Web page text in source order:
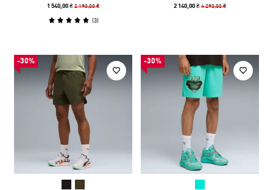
1 540,00 ₴2 190,00 ₴
(3)
2 140,00 ₴4 290,00 ₴
-30% -30%